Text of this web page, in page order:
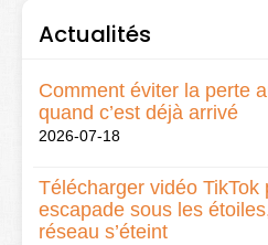
Actualités
Comment éviter la perte
quand c’est déjà arrivé
2026-07-18
Télécharger vidéo
escapade sous les
réseau s’éteint